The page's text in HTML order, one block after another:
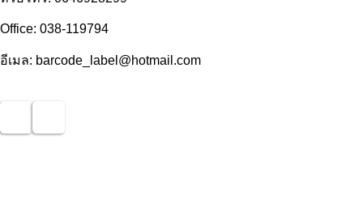
Office: 038-119794
อีเมล: barcode_label@hotmail.com